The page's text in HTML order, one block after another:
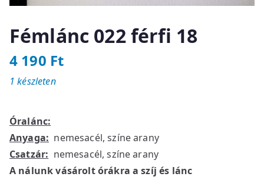
Fémlánc 022 férfi 18
4 190 Ft
Óralánc:
Anyaga: nemesacél, színe arany
Csatzár: nemesacél, színe arany
A nálunk vásárolt órákra a szíj és lánc
1 készleten